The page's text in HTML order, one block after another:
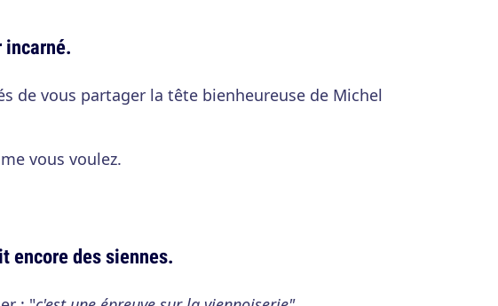
incarné.
de vous partager la tête bienheureuse de Michel
vous voulez.
encore des siennes.